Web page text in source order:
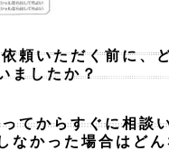
頼いただく前に、
ましたか？
てからすぐに相談
なかった場合はど